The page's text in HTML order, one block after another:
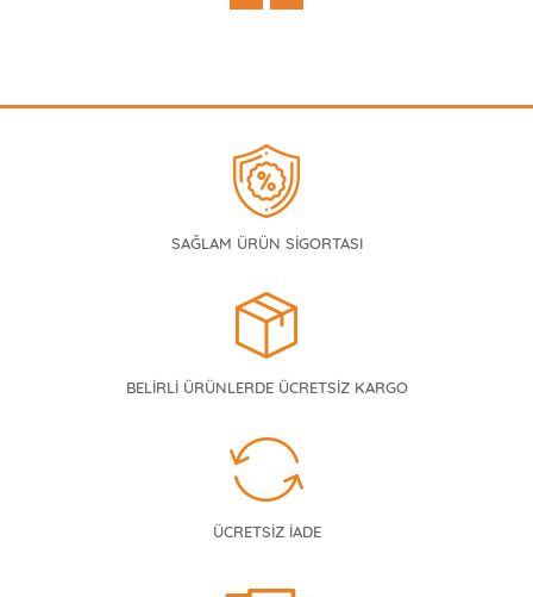
SAĞLAM ÜRÜN SİGORTASI
BELİRLİ ÜRÜNLERDE ÜCRETSİZ KARGO
ÜCRETSİZ İADE